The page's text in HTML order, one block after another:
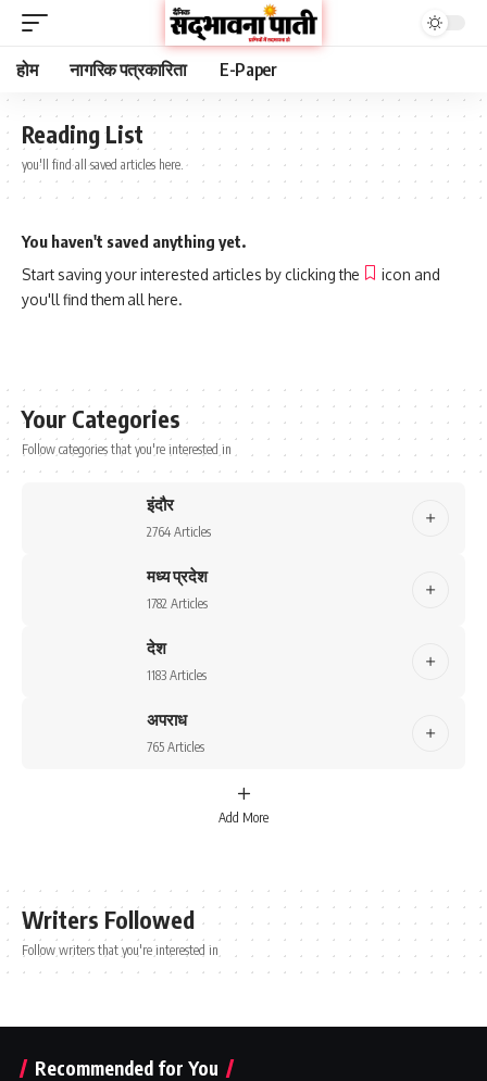
होम नागरिक पत्रकारिता E-Paper
Reading List
you'll find all saved articles here.
You haven't saved anything yet.
Start saving your interested articles by clicking the
icon and
you'll find them all here.
Your Categories
Follow categories that you're interested in
इंदौर
2764 Articles
मध्य प्रदेश
1782 Articles
देश
1183 Articles
अपराध
765 Articles
Add More
Writers Followed
Follow writers that you're interested in
Recommended for You